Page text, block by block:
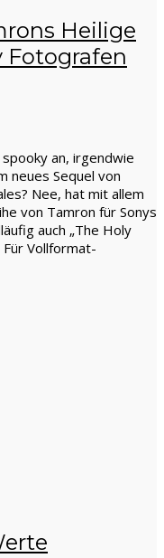
Heilige
Fotografen
an, irgendwie
neues Sequel von
Nee, hat mit allem
von Tamron für Sonys
auch „The Holy
Vollformat-